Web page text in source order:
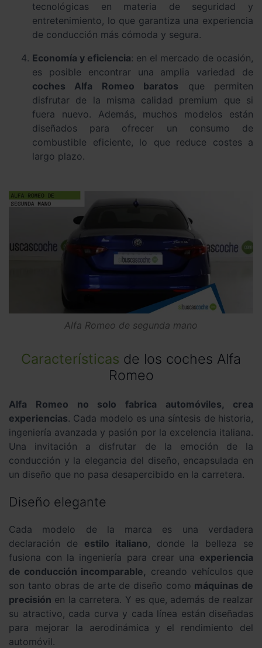
tecnológicas en materia de seguridad y
entretenimiento, lo que garantiza una experiencia
de conducción más cómoda y segura.
Economía y eficiencia: en el mercado de ocasión,
es posible encontrar una amplia variedad de
coches Alfa Romeo baratos que permiten
disfrutar de la misma calidad premium que si
fuera nuevo. Además, muchos modelos están
diseñados para ofrecer un consumo de
combustible eficiente, lo que reduce costes a
largo plazo.
Alfa Romeo de segunda mano
Características de los coches Alfa
Romeo
Alfa Romeo no solo fabrica automóviles, crea
experiencias. Cada modelo es una síntesis de historia,
ingeniería avanzada y pasión por la excelencia italiana.
Una invitación a disfrutar de la emoción de la
conducción y la elegancia del diseño, encapsulada en
un diseño que no pasa desapercibido en la carretera.
Diseño elegante
Cada modelo de la marca es una verdadera
declaración de estilo italiano, donde la belleza se
fusiona con la ingeniería para crear una experiencia
de conducción incomparable, creando vehículos que
son tanto obras de arte de diseño como máquinas de
precisión en la carretera. Y es que, además de realzar
su atractivo, cada curva y cada línea están diseñadas
para mejorar la aerodinámica y el rendimiento del
automóvil.